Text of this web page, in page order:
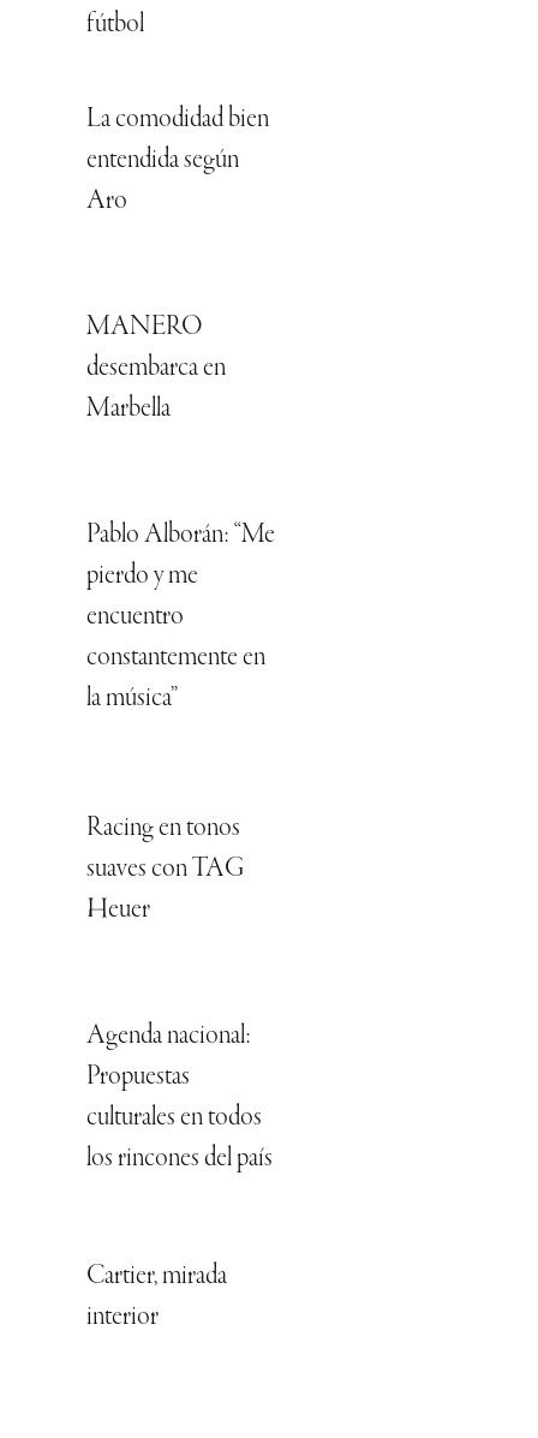
fútbol
La comodidad bien
entendida según
Aro
MANERO
desembarca en
Marbella
Pablo Alborán: “Me
pierdo y me
encuentro
constantemente en
la música”
Racing en tonos
suaves con TAG
Heuer
Agenda nacional:
Propuestas
culturales en todos
los rincones del país
Cartier, mirada
interior